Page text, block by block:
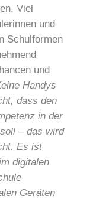
Viel
und
Schulformen
und
Handys
dass den
in der
– das wird
Es ist
digitalen
Geräten